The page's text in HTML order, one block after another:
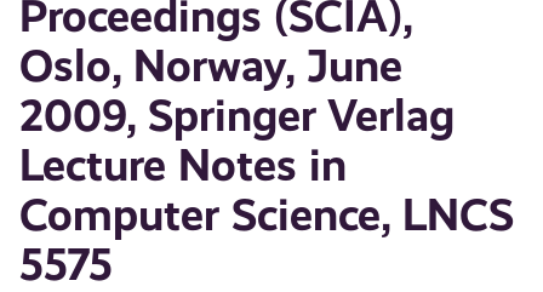
Proceedings (SCIA),
Oslo, Norway, June
2009, Springer Verlag
Lecture Notes in
Computer Science, LNCS
5575